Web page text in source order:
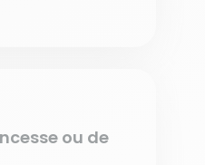
ou de